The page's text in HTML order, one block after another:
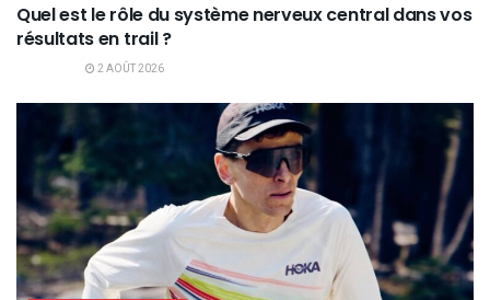
Quel est le rôle du système nerveux central dans vos
résultats en trail ?
2 AOÛT 2026